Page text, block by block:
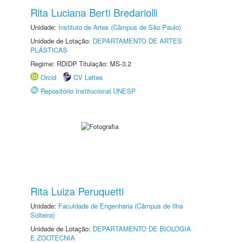
Rita Luciana Berti Bredariolli
Unidade: Instituto de Artes (Câmpus de São Paulo)
Unidade de Lotação: DEPARTAMENTO DE ARTES
PLÁSTICAS
Regime: RDIDP Titulação: MS-3.2
Orcid
CV Lattes
Repositório Institucional UNESP
Rita Luiza Peruquetti
Unidade: Faculdade de Engenharia (Câmpus de Ilha
Solteira)
Unidade de Lotação: DEPARTAMENTO DE BIOLOGIA
E ZOOTECNIA